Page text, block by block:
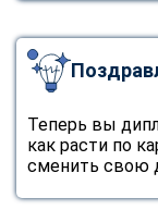
Теперь вы
как расти по
сменить свою